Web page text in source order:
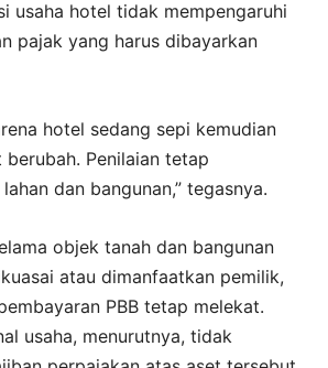
usaha hotel tidak mempengaruhi
pajak yang harus dibayarkan
hotel sedang sepi kemudian
berubah. Penilaian tetap
dan bangunan,” tegasnya.
objek tanah dan bangunan
atau dimanfaatkan pemilik,
PBB tetap melekat.
usaha, menurutnya, tidak